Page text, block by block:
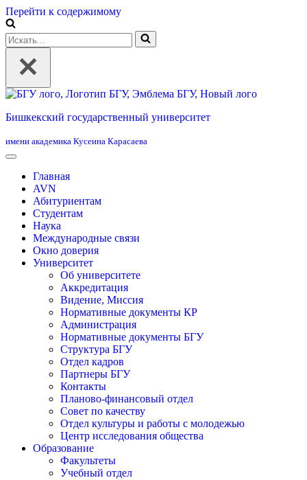
Перейти к содержимому
Искать...
Бишкекский государственный университет
имени академика Кусеина Карасаева
Главная
AVN
Абитуриентам
Студентам
Наука
Международные связи
Окно доверия
Университет
Об университете
Аккредитация
Видение, Миссия
Нормативные документы КР
Администрация
Нормативные документы БГУ
Структура БГУ
Отдел кадров
Партнеры БГУ
Контакты
Планово-финансовый отдел
Совет по качеству
Отдел культуры и работы с молодежью
Центр исследования общества
Образование
Факультеты
Учебный отдел